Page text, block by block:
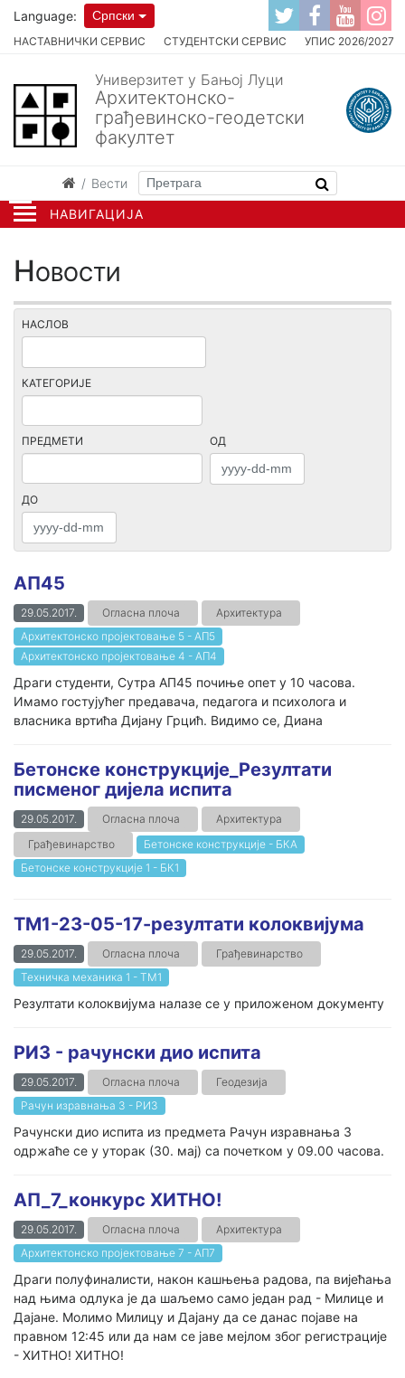
НАВИГАЦИЈА
НАСТАВНИЧКИ СЕРВИС СТУДЕНТСКИ СЕРВИС УПИС 2026/2027
Language: Српски
Универзитет у Бањој Луци
Архитектонско-
грађевинско-геодетски
факултет
Вести
Новости
НАСЛОВ
КАТЕГОРИЈЕ
ПРЕДМЕТИ ОД
ДО
АП45
29.05.2017. Огласна плоча
Архитектура
Архитектонско пројектовање 5 - АП5
Архитектонско пројектовање 4 - АП4
Драги студенти, Сутра АП45 почиње опет у 10 часова.
Имамо гостујућег предавача, педагога и психолога и
власника вртића Дијану Грцић. Видимо се, Диана
Бетонске конструкције_Резултати
писменог дијела испита
29.05.2017. Огласна плоча
Архитектура
Грађевинарство
Бетонске конструкције - БКА
Бетонске конструкције 1 - БК1
ТМ1-23-05-17-резултати колоквијума
29.05.2017. Огласна плоча
Грађевинарство
Техничка механика 1 - ТМ1
Резултати колоквијума налазе се у приложеном документу
РИ3 - рачунски дио испита
29.05.2017. Огласна плоча
Геодезија
Рачун изравнања 3 - РИ3
Рачунски дио испита из предмета Рачун изравнања 3
одржаће се у уторак (30. мај) са почетком у 09.00 часова.
АП_7_конкурс ХИТНО!
29.05.2017. Огласна плоча
Архитектура
Архитектонско пројектовање 7 - АП7
Драги полуфиналисти, након кашњења радова, па вијећања
над њима одлука је да шаљемо само један рад - Милице и
Дајане. Молимо Милицу и Дајану да се данас појаве на
правном 12:45 или да нам се јаве мејлом због регистрације
- ХИТНО! ХИТНО!